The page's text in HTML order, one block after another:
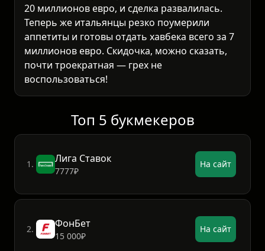
20 миллионов евро, и сделка развалилась.
Теперь же итальянцы резко поумерили
аппетиты и готовы отдать хавбека всего за 7
миллионов евро. Скидочка, можно сказать,
почти троекратная — грех не
воспользоваться!
Топ 5 букмекеров
1. Лига Ставок
7777₽
На сайт
2. ФонБет
15 000₽
На сайт